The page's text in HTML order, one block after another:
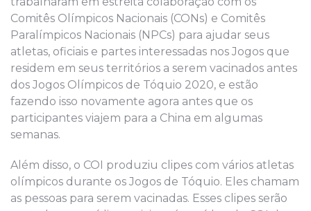
Comitês Olímpicos Nacionais (CONs) e Comitês
Paralímpicos Nacionais (NPCs) para ajudar seus
atletas, oficiais e partes interessadas nos Jogos que
residem em seus territórios a serem vacinados antes
dos Jogos Olímpicos de Tóquio 2020, e estão
fazendo isso novamente agora antes que os
participantes viajem para a China em algumas
semanas.
Além disso, o COI produziu clipes com vários atletas
olímpicos durante os Jogos de Tóquio. Eles chamam
as pessoas para serem vacinadas. Esses clipes serão